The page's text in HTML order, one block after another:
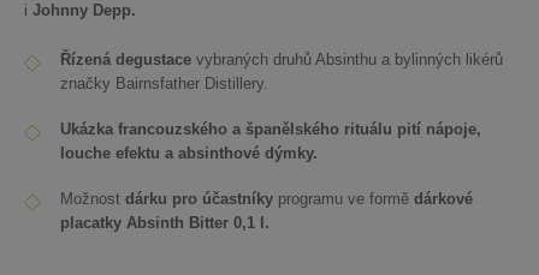
i Johnny Depp.
Řízená degustace vybraných druhů Absinthu a bylinných likérů
značky Bairnsfather Distillery.
Ukázka francouzského a španělského rituálu pití nápoje,
louche efektu a absinthové dýmky.
Možnost dárku pro účastníky programu ve formě dárkové
placatky Absinth Bitter 0,1 l.